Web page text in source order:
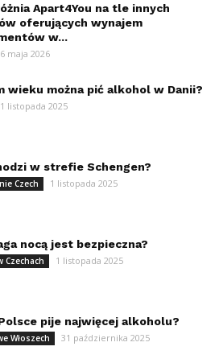
Apart4You na tle innych
oferujących wynajem
w...
maja 2026
wieku można pić alkohol w Danii?
1 listopada 2025
w strefie Schengen?
Czech 1 listopada 2025
nocą jest bezpieczna?
Czechach 1 listopada 2025
pije najwięcej alkoholu?
Włoszech 31 października 2025